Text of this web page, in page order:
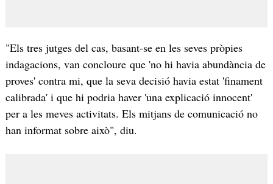
"Els tres jutges del cas, basant-se en les seves pròpies
indagacions, van concloure que 'no hi havia abundància de
proves' contra mi, que la seva decisió havia estat 'finament
calibrada' i que hi podria haver 'una explicació innocent'
per a les meves activitats. Els mitjans de comunicació no
han informat sobre això", diu.